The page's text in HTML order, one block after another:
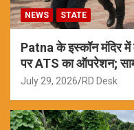
NEWS STATE
Patna के इस्कॉन मंदिर
पर ATS का ऑपरेशन;
July 29, 2026 RD Desk